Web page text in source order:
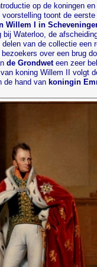
op de koningen
toont de
Willem I in
bij Waterloo, de
delen van de collectie een
over een brug
de Grondweteen zeer
koning Willem II volgt
de hand van koningin